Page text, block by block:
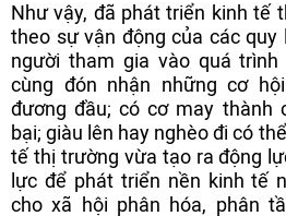
Như vậy, đã phát triển kinh tế
theo sự vận động của các
người tham gia vào quá trình
cùng đón nhận những cơ
đương đầu; có cơ may thành
bại; giàu lên hay nghèo đi có
tế thị trường vừa tạo ra động
lực để phát triển nền kinh tế
cho xã hội phân hóa, phân